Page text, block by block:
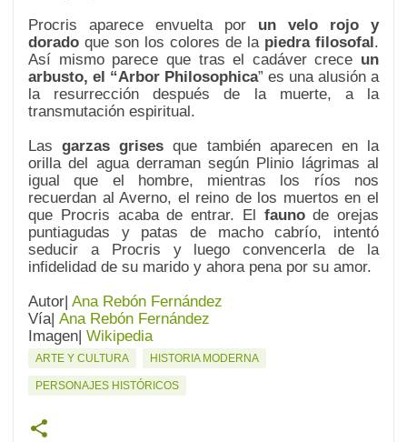
Procris aparece envuelta por un velo rojo y
dorado que son los colores de la piedra filosofal.
Así mismo parece que tras el cadáver crece un
arbusto, el “Arbor Philosophica” es una alusión a
la resurrección después de la muerte, a la
transmutación espiritual.
Lasgarzas grisesque también aparecen en la
orilla del agua derraman según Plinio lágrimas al
igual que el hombre, mientras los ríos nos
recuerdan al Averno, el reino de los muertos en el
que Procris acaba de entrar. El faunode orejas
puntiagudas y patas de macho cabrío, intentó
seducir a Procris y luego convencerla de la
infidelidad de su marido y ahora pena por su amor.
Autor| Ana Rebón Fernández
Vía| Ana Rebón Fernández
Imagen| Wikipedia
ARTE Y CULTURA HISTORIA MODERNA
PERSONAJES HISTÓRICOS